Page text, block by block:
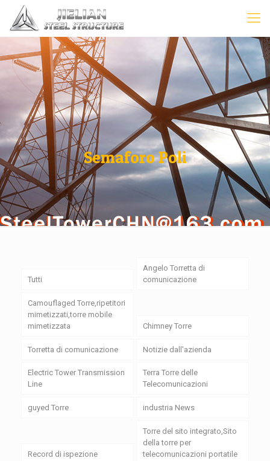
Semaforo Poli
Tutti
Angelo Torretta di
comunicazione
Camouflaged Torre,ripetitori
mimetizzati,torre mobile
mimetizzata
Chimney Torre
Torretta di comunicazione Notizie dall'azienda
Electric Tower Transmission
Line
Terra Torre delle
Telecomunicazioni
guyed Torre industria News
Record di ispezione
Torre del sito integrato,Sito
della torre per
telecomunicazioni portatile